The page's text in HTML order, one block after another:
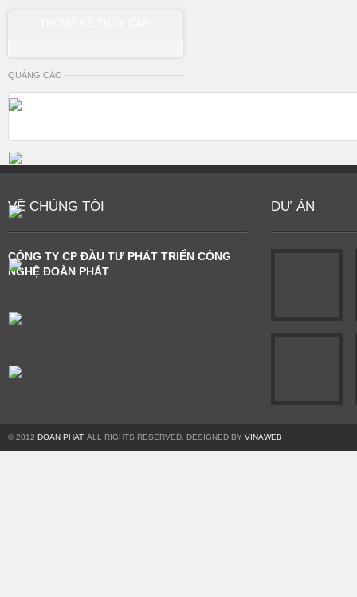
QUẢNG CÁO
VỀ CHÚNG TÔI
CÔNG TY CP ĐẦU TƯ PHÁT TRIỂN CÔNG
NGHỆ ĐOÀN PHÁT
DỰ ÁN
© 2012 DOAN PHAT. ALL RIGHTS RESERVED. DESIGNED BY VINAWEB